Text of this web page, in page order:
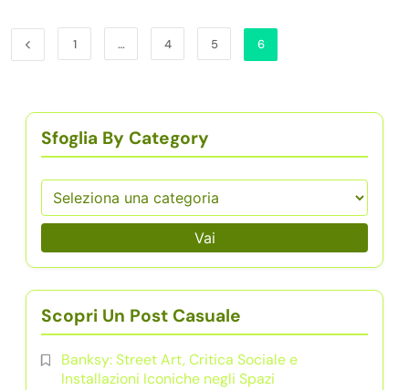
1 … 4 5 6
Sfoglia By Category
Vai
Scopri Un Post Casuale
Banksy: Street Art, Critica Sociale e
Installazioni Iconiche negli Spazi